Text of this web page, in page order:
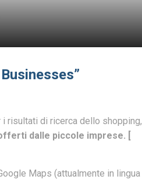
i risultati di ricerca dello shopping,
dalle piccole imprese. [
Maps (attualmente in lingua